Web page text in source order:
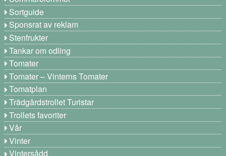
Sortguide
Sponsrat av reklam
Stenfrukter
Tankar om odling
Tomater
Tomater – Vinterns Tomater
Tomatplan
Trädgårdstrollet Turistar
Trollets favoriter
Vår
Vinter
Vintersådd